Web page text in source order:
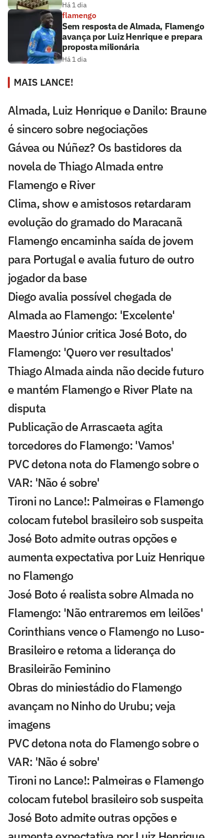
Há 1 dia
flamengo
Sem resposta de Almada, Flamengo
avança por Luiz Henrique e prepara
proposta milionária
Há 1 dia
MAIS LANCE!
Almada, Luiz Henrique e Danilo: Braune
é sincero sobre negociações
Gávea ou Núñez? Os bastidores da
novela de Thiago Almada entre
Flamengo e River
Clima, show e amistosos retardaram
evolução do gramado do Maracanã
Flamengo encaminha saída de jovem
para Portugal e avalia futuro de outro
jogador da base
Diego avalia possível chegada de
Almada ao Flamengo: 'Excelente'
Maestro Júnior critica José Boto, do
Flamengo: 'Quero ver resultados'
Thiago Almada ainda não decide futuro
e mantém Flamengo e River Plate na
disputa
Publicação de Arrascaeta agita
torcedores do Flamengo: 'Vamos'
PVC detona nota do Flamengo sobre o
VAR: 'Não é sobre'
Tironi no Lance!: Palmeiras e Flamengo
colocam futebol brasileiro sob suspeita
José Boto admite outras opções e
aumenta expectativa por Luiz Henrique
no Flamengo
José Boto é realista sobre Almada no
Flamengo: 'Não entraremos em leilões'
Corinthians vence o Flamengo no Luso-
Brasileiro e retoma a liderança do
Brasileirão Feminino
Obras do miniestádio do Flamengo
avançam no Ninho do Urubu; veja
imagens
PVC detona nota do Flamengo sobre o
VAR: 'Não é sobre'
Tironi no Lance!: Palmeiras e Flamengo
colocam futebol brasileiro sob suspeita
José Boto admite outras opções e